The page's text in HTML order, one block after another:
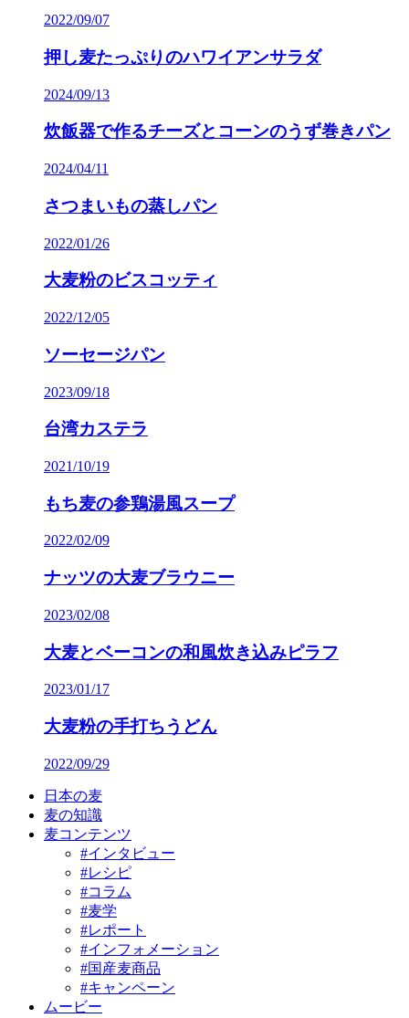
2022/09/07
押し麦たっぷりのハワイアンサラダ
2024/09/13
炊飯器で作るチーズとコーンのうず巻きパン
2024/04/11
さつまいもの蒸しパン
2022/01/26
大麦粉のビスコッティ
2022/12/05
ソーセージパン
2023/09/18
台湾カステラ
2021/10/19
もち麦の参鶏湯風スープ
2022/02/09
ナッツの大麦ブラウニー
2023/02/08
大麦とベーコンの和風炊き込みピラフ
2023/01/17
大麦粉の手打ちうどん
2022/09/29
日本の麦
麦の知識
麦コンテンツ
#インタビュー
#レシピ
#コラム
#麦学
#レポート
#インフォメーション
#国産麦商品
#キャンペーン
ムービー